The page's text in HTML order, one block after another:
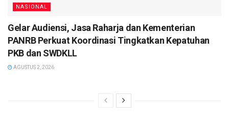
NASIONAL
Gelar Audiensi, Jasa Raharja dan Kementerian
PANRB Perkuat Koordinasi Tingkatkan Kepatuhan
PKB dan SWDKLL
AGUSTUS 2, 2026